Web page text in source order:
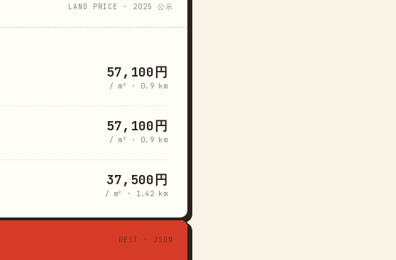
LAND PRICE · 2025 公示
57,100円
/ m² · 0.9 km
57,100円
/ m² · 0.9 km
37,500円
/ m² · 1.42 km
REST · JSON